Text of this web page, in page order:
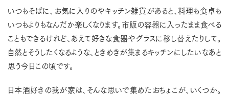
いつもそばに、お気に入りのやキッチン雑貨があると、料理も食卓も
いつもよりもなんだか楽しくなります。市販の容器に入ったまま食べる
こともできるけれど、あえて好きな食器やグラスに移し替えたりして。
自然とそうしたくなるような、ときめきが集まるキッチンにしたいなあと
思う今日この頃です。
日本酒好きの我が家は、そんな思いで集めたおちょこが、いくつか。